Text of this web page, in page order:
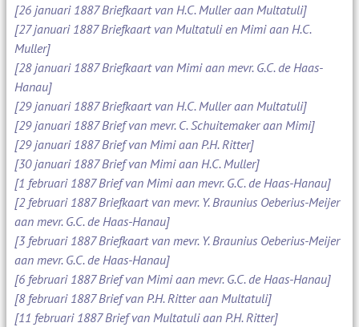
[26 januari 1887 Briefkaart van H.C. Muller aan Multatuli]
[27 januari 1887 Briefkaart van Multatuli en Mimi aan H.C.
Muller]
[28 januari 1887 Briefkaart van Mimi aan mevr. G.C. de Haas-
Hanau]
[29 januari 1887 Briefkaart van H.C. Muller aan Multatuli]
[29 januari 1887 Brief van mevr. C. Schuitemaker aan Mimi]
[29 januari 1887 Brief van Mimi aan P.H. Ritter]
[30 januari 1887 Brief van Mimi aan H.C. Muller]
[1 februari 1887 Brief van Mimi aan mevr. G.C. de Haas-Hanau]
[2 februari 1887 Briefkaart van mevr. Y. Braunius Oeberius-Meijer
aan mevr. G.C. de Haas-Hanau]
[3 februari 1887 Briefkaart van mevr. Y. Braunius Oeberius-Meijer
aan mevr. G.C. de Haas-Hanau]
[6 februari 1887 Brief van Mimi aan mevr. G.C. de Haas-Hanau]
[8 februari 1887 Brief van P.H. Ritter aan Multatuli]
[11 februari 1887 Brief van Multatuli aan P.H. Ritter]